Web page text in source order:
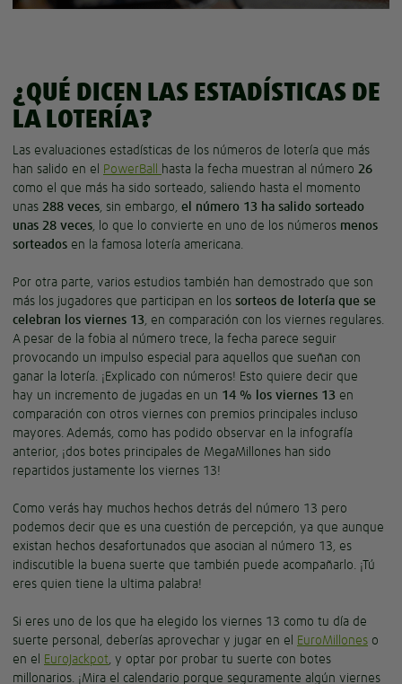
¿QUÉ DICEN LAS ESTADÍSTICAS DE
LA LOTERÍA?
Las evaluaciones estadísticas de los números de lotería que más
han salido en el PowerBall hasta la fecha muestran al número 26
como el que más ha sido sorteado, saliendo hasta el momento
unas 288 veces, sin embargo, el número 13 ha salido sorteado
unas 28 veces, lo que lo convierte en uno de los números menos
sorteados en la famosa lotería americana.
Por otra parte, varios estudios también han demostrado que son
más los jugadores que participan en los sorteos de lotería que se
celebran los viernes 13, en comparación con los viernes regulares.
A pesar de la fobia al número trece, la fecha parece seguir
provocando un impulso especial para aquellos que sueñan con
ganar la lotería. ¡Explicado con números! Esto quiere decir que
hay un incremento de jugadas en un 14 % los viernes 13 en
comparación con otros viernes con premios principales incluso
mayores. Además, como has podido observar en la infografía
anterior, ¡dos botes principales de MegaMillones han sido
repartidos justamente los viernes 13!
Como verás hay muchos hechos detrás del número 13 pero
podemos decir que es una cuestión de percepción, ya que aunque
existan hechos desafortunados que asocian al número 13, es
indiscutible la buena suerte que también puede acompañarlo. ¡Tú
eres quien tiene la ultima palabra!
Si eres uno de los que ha elegido los viernes 13 como tu día de
suerte personal, deberías aprovechar y jugar en el EuroMillones o
en el EuroJackpot, y optar por probar tu suerte con botes
millonarios. ¡Mira el calendario porque seguramente algún viernes